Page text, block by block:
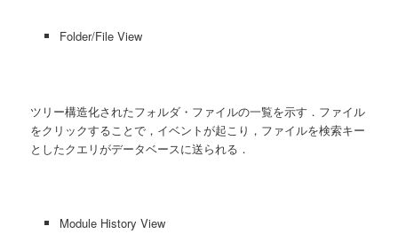
Folder/File View
ツリー構造化されたフォルダ・ファイルの一覧を示す．ファイル
をクリックすることで，イベントが起こり，ファイルを検索キー
としたクエリがデータベースに送られる．
Module History View